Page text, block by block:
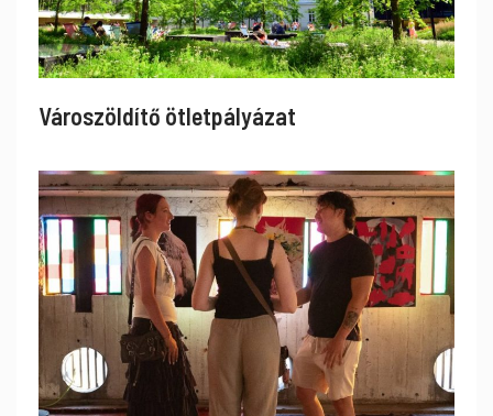
Városzöldítő ötletpályázat